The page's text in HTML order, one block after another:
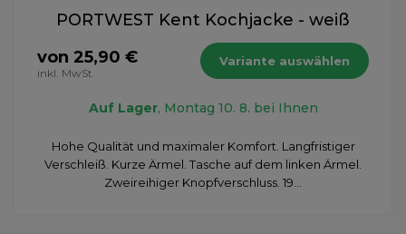
PORTWEST Kent Kochjacke - weiß
von 25,90 €
inkl. MwSt.
Variante auswählen
Auf Lager, Montag 10. 8. bei Ihnen
Hohe Qualität und maximaler Komfort. Langfristiger
Verschleiß. Kurze Ärmel. Tasche auf dem linken Ärmel.
Zweireihiger Knopfverschluss. 19...